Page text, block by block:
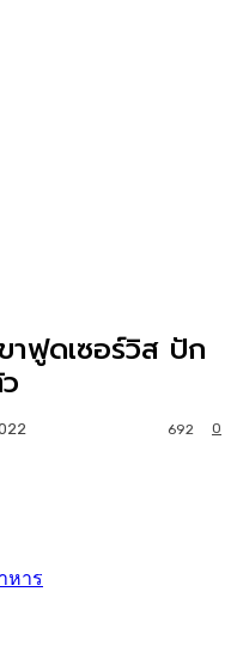
าฟูดเซอร์วิส ปัก
0
692